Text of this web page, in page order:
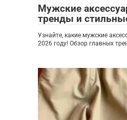
Мужские
тренды и
Узнайте, какие мужские
2026 году! Обзор главных